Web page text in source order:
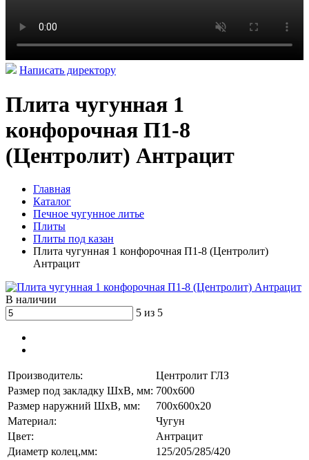
Написать директору
Плита чугунная 1
конфорочная П1-8
(Центролит) Антрацит
Главная
Каталог
Печное чугунное литье
Плиты
Плиты под казан
Плита чугунная 1 конфорочная П1-8 (Центролит)
Антрацит
В наличии
5 из 5
Производитель:
Центролит ГЛЗ
Размер под закладку ШхВ, мм: 700х600
Размер наружний ШхВ, мм:
700х600х20
Материал:
Чугун
Цвет:
Антрацит
Диаметр колец,мм:
125/205/285/420